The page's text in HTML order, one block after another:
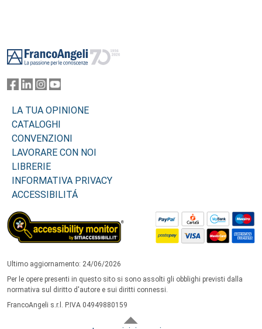
LA TUA OPINIONE
CATALOGHI
CONVENZIONI
LAVORARE CON NOI
LIBRERIE
INFORMATIVA PRIVACY
ACCESSIBILITÁ
Ultimo aggiornamento: 24/06/2026
Per le opere presenti in questo sito si sono assolti gli obblighi previsti dalla
normativa sul diritto d'autore e sui diritti connessi.
FrancoAngeli s.r.l. P.IVA 04949880159